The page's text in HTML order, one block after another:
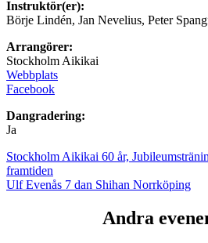
Instruktör(er):
Börje Lindén, Jan Nevelius, Peter
Arrangörer:
Stockholm Aikikai
Webbplats
Facebook
Dangradering:
Ja
Stockholm Aikikai 60 år,
framtiden
Ulf Evenås 7 dan Shihan Norrköping
Andra